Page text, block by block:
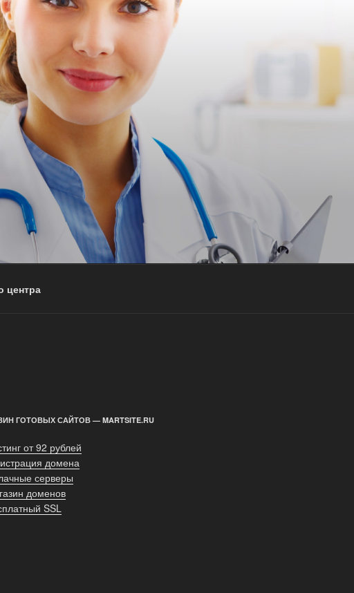
центра
ГОТОВЫХ САЙТОВ — MARTSITE.RU
от 92 рублей
домена
серверы
доменов
SSL